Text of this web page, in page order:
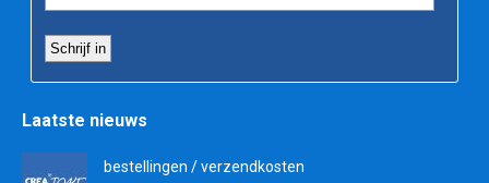
Laatste nieuws
bestellingen / verzendkosten